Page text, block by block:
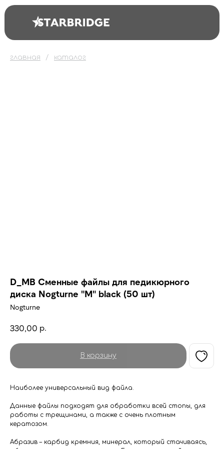
главная каталог
D_MB Сменные файлы для педикюрного
диска Nogturne "M" black (50 шт)
Nogturne
330,00 р.
В корзину
Наиболее универсальный вид файла.
Данные файлы подходят для обработки всей стопы, для
работы с трещинами, а также с очень плотным
кератозом.
Абразив – карбид кремния, минерал, который стачиваясь,